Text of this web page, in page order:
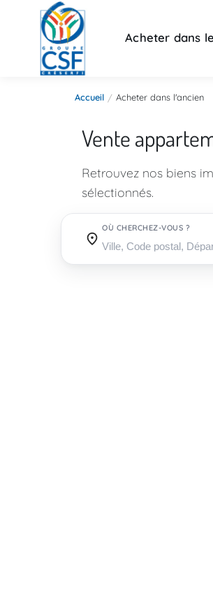
Acheter dans
Accueil Acheter dans l'ancien
Vente
Retrouvez nos biens
sélectionnés.
OÙ CHERCHEZ-VOUS ?
Où cherchez-vous ?